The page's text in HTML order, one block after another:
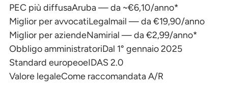
PEC più diffusaAruba — da ~€6,10/anno*
Miglior per avvocatiLegalmail — da €19,90/anno
Miglior per aziendeNamirial — da €2,99/anno*
Obbligo amministratoriDal 1° gennaio 2025
Standard europeoeIDAS 2.0
Valore legaleCome raccomandata A/R